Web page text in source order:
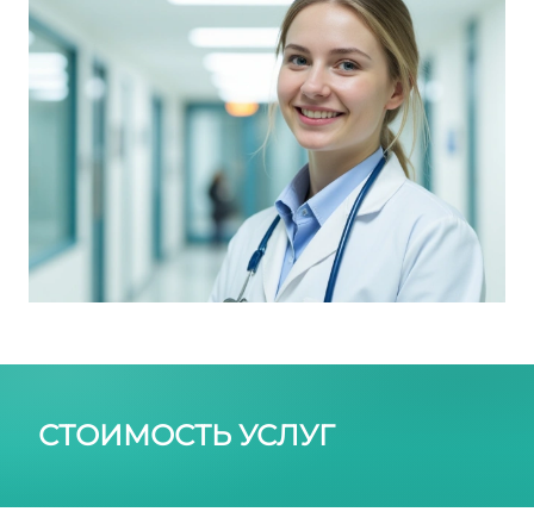
СТОИМОСТЬ УСЛУГ